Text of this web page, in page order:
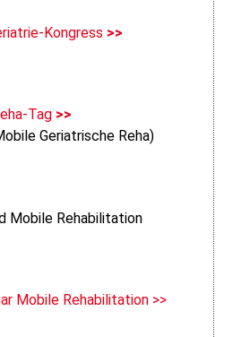
Kongress >>
Tag >>
Geriatrische Reha)
Mobile Rehabilitation
Mobile Rehabilitation >>